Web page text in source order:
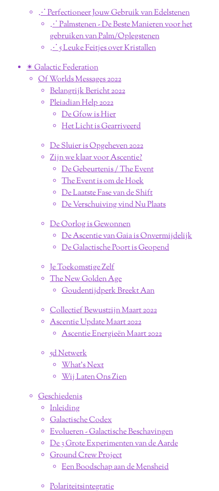
⋰ Perfectioneer Jouw Gebruik van Edelstenen
⋰ Palmstenen - De Beste Manieren voor het
gebruiken van Palm/Oplegstenen
⋰ 5 Leuke Feitjes over Kristallen
✴︎ Galactic Federation
Of Worlds Messages 2022
Belangrijk Bericht 2022
Pleiadian Help 2022
De Gfow is Hier
Het Licht is Gearriveerd
De Sluier is Opgeheven 2022
Zijn we klaar voor Ascentie?
De Gebeurtenis / The Event
The Event is om de Hoek
De Laatste Fase van de Shift
De Verschuiving vind Nu Plaats
De Oorlog is Gewonnen
De Ascentie van Gaia is Onvermijdelijk
De Galactische Poort is Geopend
Je Toekomstige Zelf
The New Golden Age
Goudentijdperk Breekt Aan
Collectief Bewustzijn Maart 2022
Ascentie Update Maart 2022
Ascentie Energieën Maart 2022
5d Netwerk
What's Next
Wij Laten Ons Zien
Geschiedenis
Inleiding
Galactische Codex
Evolueren - Galactische Beschavingen
De 3 Grote Experimenten van de Aarde
Ground Crew Project
Een Boodschap aan de Mensheid
Polariteitsintegratie